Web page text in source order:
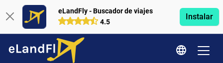
eLandFly - Buscador de viajes
4.5
Instalar